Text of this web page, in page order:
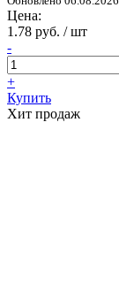
Цена:
1.78 руб. / шт
-
+
Купить
Хит продаж